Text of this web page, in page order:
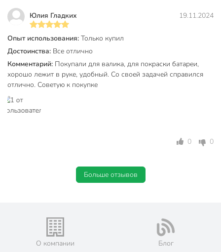
Юлия Гладких 19.11.2024
Опыт использования: Только купил
Достоинства: Все отлично
Комментарий: Покупали для валика, для покраски батареи,
хорошо лежит в руке, удобный. Со своей задачей справился
отлично. Советую к покупке
0 0
Больше отзывов
О компании Блог